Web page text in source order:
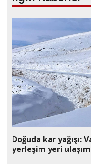
Doğuda kar yağışı:
yerleşim yeri